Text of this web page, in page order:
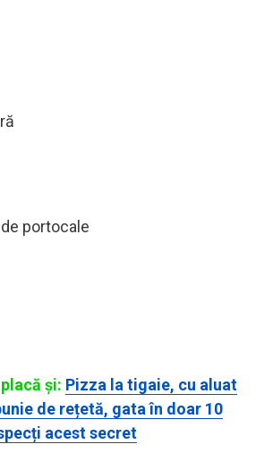
portocale
și: Pizza la tigaie, cu aluat
de rețetă, gata în doar 10
acest secret